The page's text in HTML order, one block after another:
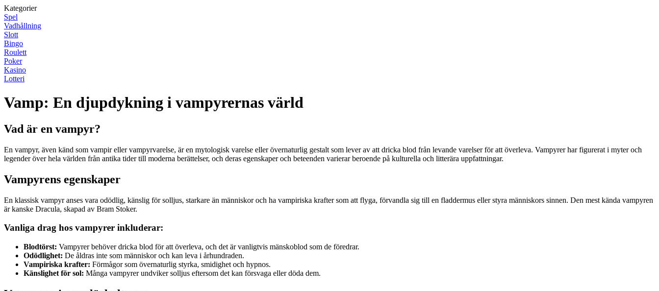
Kategorier
Spel
Vadhållning
Slott
Bingo
Roulett
Poker
Kasino
Lotteri
Vamp: En djupdykning i vampyrernas värld
Vad är en vampyr?
En vampyr, även känd som vampir eller vampyrvarelse, är en mytologisk varelse eller övernaturlig gestalt som lever av att dricka blod från levande varelser för att överleva. Vampyrer har figurerat i myter och
legender över hela världen från antika tider till moderna berättelser, och deras egenskaper och beteenden varierar beroende på kulturella och litterära uppfattningar.
Vampyrens egenskaper
En klassisk vampyr anses vara odödlig, känslig för solljus, starkare än människor och ha vampiriska krafter som att flyga, förvandla sig till en fladdermus eller styra människors sinnen. Den mest kända vampyren
är kanske Dracula, skapad av Bram Stoker.
Vanliga drag hos vampyrer inkluderar:
Blodtörst: Vampyrer behöver dricka blod för att överleva, och det är vanligtvis mänskoblod som de föredrar.
Odödlighet: De åldras inte som människor och kan leva i århundraden.
Vampiriska krafter: Förmågor som övernaturlig styrka, smidighet och hypnos.
Känslighet för sol: Många vampyrer undviker solljus eftersom det kan försvaga eller döda dem.